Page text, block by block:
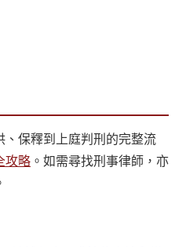
保釋到上庭判刑的完整流
攻略 。如需尋找刑事律師，亦